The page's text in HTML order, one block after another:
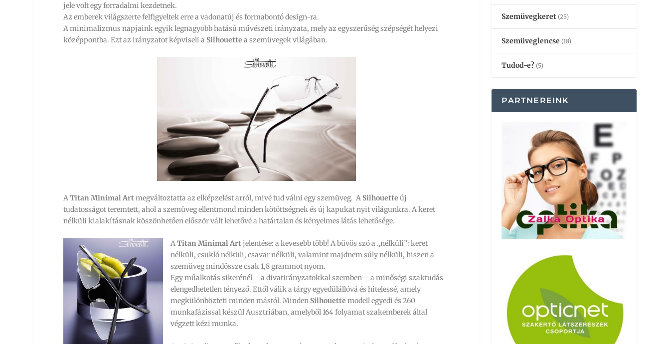
jele volt egy forradalmi kezdetnek.
Az emberek világszerte felfigyeltek erre a vadonatúj és formabontó design-ra.
A minimalizmus napjaink egyik legnagyobb hatású művészeti irányzata, mely az egyszerűség szépségét helyezi
középpontba. Ezt az irányzatot képviseli a Silhouette a szemüvegek világában.
ATitan Minimal Artmegváltoztatta az elképzelést arról, mivé tud válni egy szemüveg. A Silhouette új
tudatosságot teremtett, ahol a szemüveg ellentmond minden kötöttségnek és új kapukat nyit világunkra. A keret
nélküli kialakításnak köszönhetően először vált lehetővé a határtalan és kényelmes látás lehetősége.
ATitan Minimal Artjelentése: a kevesebb több! A bűvös szó a „nélküli”: keret
nélküli, csukló nélküli, csavar nélküli, valamint majdnem súly nélküli, hiszen a
szemüveg mindössze csak 1,8 grammot nyom.
Egy műalkotás sikerénél – a divatirányzatokkal szemben – a minőségi szaktudás
elengedhetetlen tényező. Ettől válik a tárgy egyedülállóvá és hitelessé, amely
megkülönbözteti minden mástól. Minden Silhouettemodell egyedi és 260
munkafázissal készül Ausztriában, amelyből 164 folyamat szakemberek által
végzett kézi munka.
Szemüvegkeret (25)
Szemüveglencse (18)
Tudod-e? (5)
PARTNEREINK